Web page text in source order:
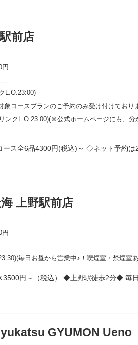
前店
円
L.O.23:00)
コースプランのご予約のみ受け付けてお
ンクL.O.23:00)(※公式ホームページにも、
ス全6品4300円(税込)～ ◇ネット予約
上野駅前店
円
毎日お昼から営業中♪！喫煙室・禁煙室
3500円～（税込） ◆上野駅徒歩2分◆ 毎
GYUMON Ueno